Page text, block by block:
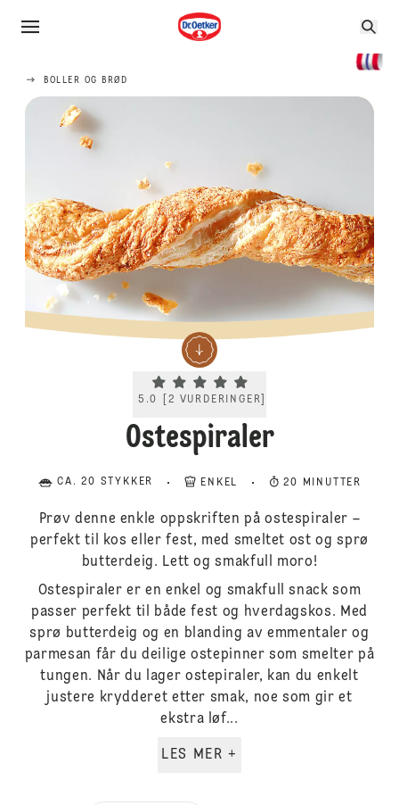
BOLLER OG BRØD
Current rating 5.0. Click to rate.
5.0 2 VURDERINGER
Ostespiraler
CA. 20 STYKKER ENKEL 20 MINUTTER
Prøv denne enkle oppskriften på ostespiraler –
perfekt til kos eller fest, med smeltet ost og sprø
butterdeig. Lett og smakfull moro!
Ostespiraler er en enkel og smakfull snack som
passer perfekt til både fest og hverdagskos. Med
sprø butterdeig og en blanding av emmentaler og
parmesan får du deilige ostepinner som smelter på
tungen. Når du lager ostepiraler, kan du enkelt
justere krydderet etter smak, noe som gir et
ekstra løf...
LES MER +